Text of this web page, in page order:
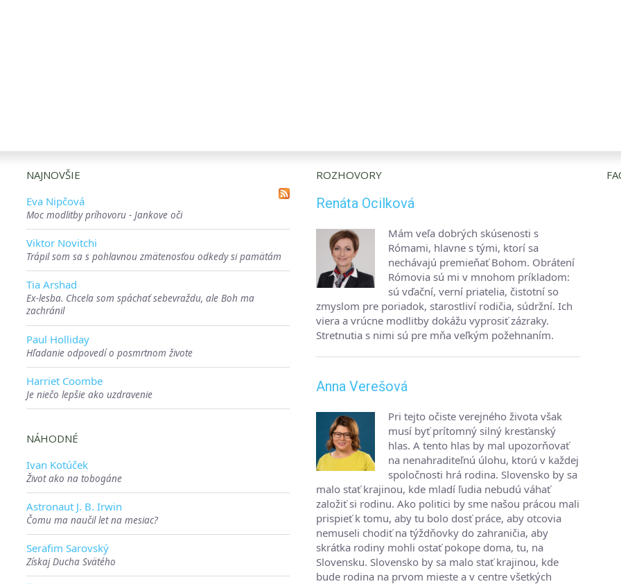
NAJNOVŠIE
Eva Nipčová
Moc modlitby príhovoru - Jankove oči
Viktor Novitchi
Trápil som sa s pohlavnou zmätenosťou odkedy si pamätám
Tia Arshad
Ex-lesba. Chcela som spáchať sebevraždu, ale Boh ma
zachránil
Paul Holliday
Hľadanie odpovedí o posmrtnom živote
Harriet Coombe
Je niečo lepšie ako uzdravenie
NÁHODNÉ
Ivan Kotúček
Život ako na tobogáne
Astronaut J. B. Irwin
Čomu ma naučil let na mesiac?
Serafim Sarovský
Získaj Ducha Svätého
ROZHOVORY
Renáta Ocilková
Mám veľa dobrých skúsenosti s
Rómami, hlavne s tými, ktorí sa
nechávajú premieňať Bohom. Obrátení
Rómovia sú mi v mnohom príkladom:
sú vďační, verní priatelia, čistotní so
zmyslom pre poriadok, starostliví rodičia, súdržní. Ich
viera a vrúcne modlitby dokážu vyprosiť zázraky.
Stretnutia s nimi sú pre mňa veľkým požehnaním.
Anna Verešová
Pri tejto očiste verejného života však
musí byť prítomný silný kresťanský
hlas. A tento hlas by mal upozorňovať
na nenahraditeľnú úlohu, ktorú v každej
spoločnosti hrá rodina. Slovensko by sa
malo stať krajinou, kde mladí ľudia nebudú váhať
založiť si rodinu. Ako politici by sme našou prácou mali
prispieť k tomu, aby tu bolo dosť práce, aby otcovia
nemuseli chodiť na týždňovky do zahraničia, aby
skrátka rodiny mohli ostať pokope doma, tu, na
Slovensku. Slovensko by sa malo stať krajinou, kde
bude rodina na prvom mieste a v centre všetkých